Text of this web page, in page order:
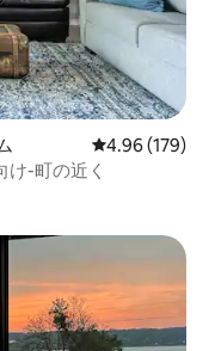
レビュー179
4.96 (179)
-町の近く